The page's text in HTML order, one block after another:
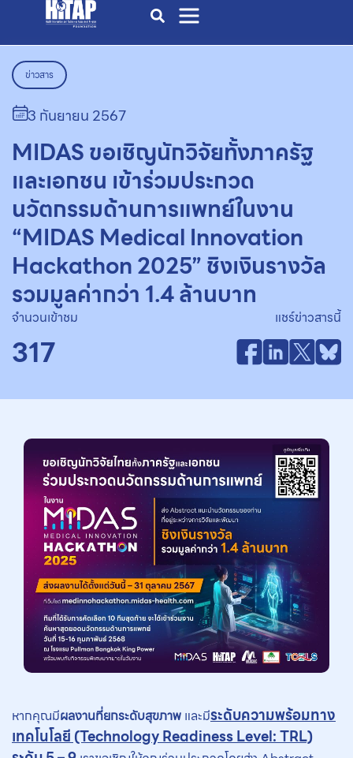
ข่าวสาร
3 กันยายน 2567
MIDAS ขอเชิญนักวิจัยทั้งภาครัฐ
และเอกชน เข้าร่วมประกวด
นวัตกรรมด้านการแพทย์ในงาน
“MIDAS Medical Innovation
Hackathon 2025” ชิงเงินรางวัล
รวมมูลค่ากว่า 1.4 ล้านบาท
จำนวนเข้าชม
317
แชร์ข่าวสารนี้
หากคุณมีผลงานที่ยกระดับสุขภาพ และมีระดับความพร้อมทาง
เทคโนโลยี (Technology Readiness Level: TRL)